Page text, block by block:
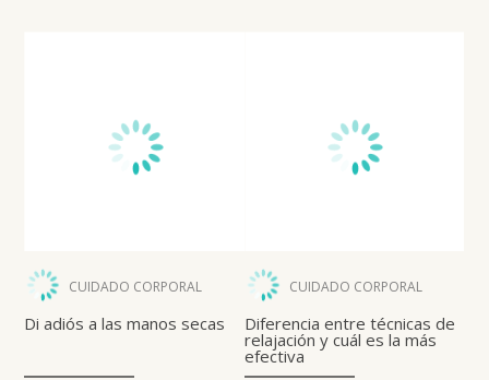
CUIDADO CORPORAL
Di adiós a las manos secas
CUIDADO CORPORAL
Diferencia entre técnicas de
relajación y cuál es la más
efectiva